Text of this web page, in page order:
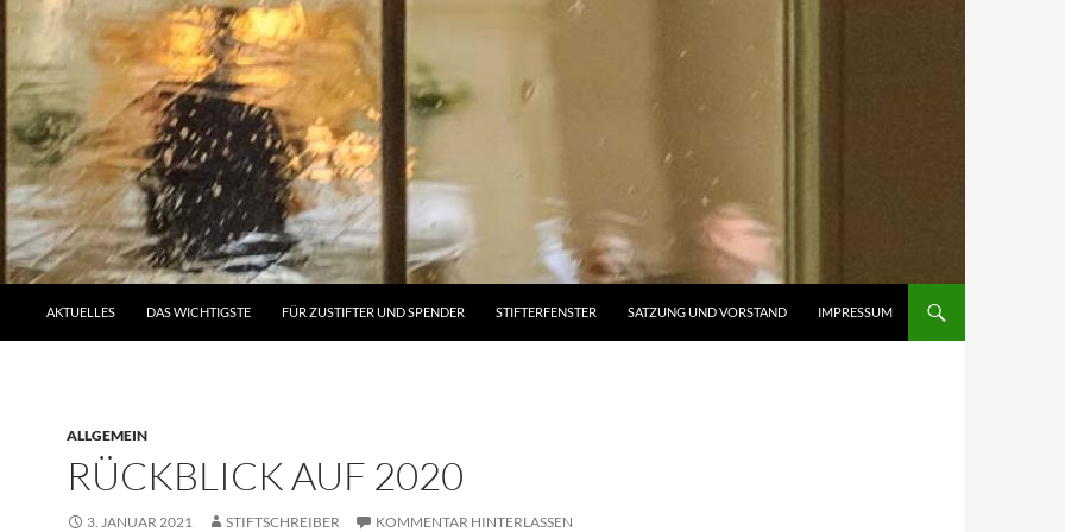
AKTUELLES DAS WICHTIGSTE FÜR ZUSTIFTER UND SPENDER STIFTERFENSTER SATZUNG UND VORSTAND IMPRESSUM
ALLGEMEIN
RÜCKBLICK AUF 2020
3. JANUAR 2021 STIFTSCHREIBER KOMMENTAR HINTERLASSEN